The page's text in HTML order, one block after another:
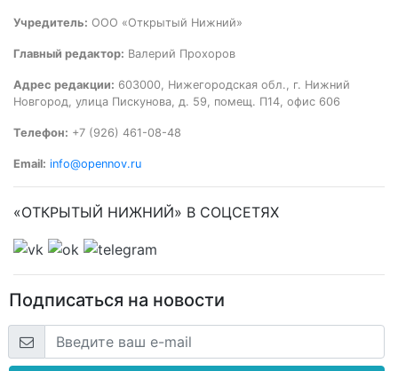
Учредитель: ООО «Открытый Нижний»
Главный редактор: Валерий Прохоров
Адрес редакции: 603000, Нижегородская обл., г. Нижний
Новгород, улица Пискунова, д. 59, помещ. П14, офис 606
Телефон: +7 (926) 461-08-48
Email: info@opennov.ru
«ОТКРЫТЫЙ НИЖНИЙ» В СОЦСЕТЯХ
Подписаться на новости